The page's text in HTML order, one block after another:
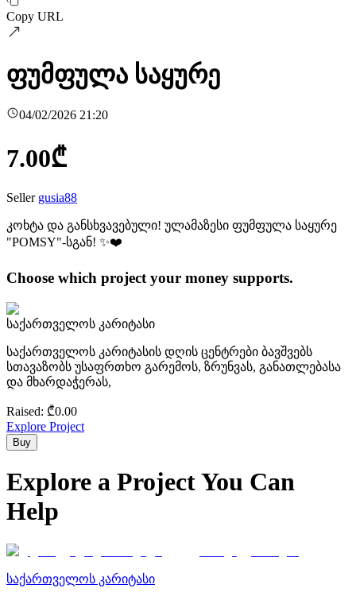
Copy URL
ფუმფულა საყურე
04/02/2026 21:20
7.00₾
Seller gusia88
კოხტა და განსხვავებული! ულამაზესი ფუმფულა საყურე
"POMSY"-სგან! ✨️❤️
Choose which project your money supports.
საქართველოს კარიტასი
საქართველოს კარიტასის დღის ცენტრები ბავშვებს
სთავაზობს უსაფრთხო გარემოს, ზრუნვას, განათლებასა
და მხარდაჭერას,
Raised: ₾0.00
Explore Project
Buy
Explore a Project You Can
Help
საქართველოს კარიტასი